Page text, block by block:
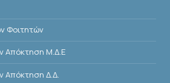
Φοιτητών
Απόκτηση Μ.Δ.Ε
Απόκτηση Δ.Δ.